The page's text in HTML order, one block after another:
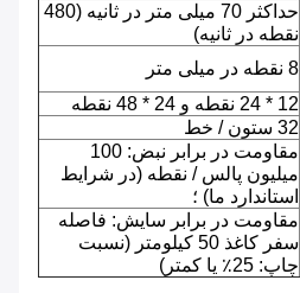
حداکثر 70 میلی متر در ثانیه (480
نقطه در ثانیه)
8 نقطه در میلی متر
12 * 24 نقطه و 24 * 48 نقطه
32 ستون / خط
مقاومت در برابر نبض: 100
میلیون پالس / نقطه (در شرایط
استاندارد ما) ؛
مقاومت در برابر سایش: فاصله
سفر کاغذ 50 کیلومتر (نسبت
چاپ: 25٪ یا کمتر)